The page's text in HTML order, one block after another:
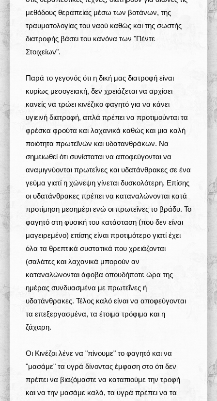
μεθόδους θεραπείας μέσω των βοτάνων, της
τραυματολογίας του ναού καθώς και της σωστής
διατροφής βάσει του κανόνα των "Πέντε
Στοιχείων".
Παρά το γεγονός ότι η δική μας διατροφή είναι
κυρίως μεσογειακή, δεν χρειάζεται να αρχίσει
κανείς να τρώει κινέζικο φαγητό για να κάνει
υγιεινή διατροφή, απλά πρέπει να προτιμούνται τα
φρέσκα φρούτα και λαχανικά καθώς και μια καλή
ποιότητα πρωτεϊνών και υδατανθράκων. Να
σημειωθεί ότι συνίσταται να αποφεύγονται να
αναμιγνύονται πρωτεΐνες και υδατάνθρακες σε ένα
γεύμα γιατί η χώνεψη γίνεται δυσκολότερη. Επίσης
οι υδατάνθρακες πρέπει να καταναλώνονται κατά
προτίμηση μεσημέρι ενώ οι πρωτεΐνες το βράδυ. Το
φαγητό στη φυσική του κατάσταση (που δεν είναι
μαγειρεμένο) επίσης είναι προτιμότερο γιατί έχει
όλα τα θρεπτικά συστατικά που χρειάζονται
(σαλάτες και λαχανικά μπορούν αν
καταναλώνονται άφοβα οπουδήποτε ώρα της
ημέρας συνδυασμένα με πρωτεΐνες ή
υδατάνθρακες. Τέλος καλό είναι να αποφεύγονται
τα επεξεργασμένα, τα έτοιμα τρόφιμα και η
ζάχαρη.
Οι Κινέζοι λένε να "πίνουμε" το φαγητό και να
"μασάμε" τα υγρά δίνοντας έμφαση στο ότι δεν
πρέπει να βιαζόμαστε να καταπιούμε την τροφή
και να την μασάμε καλά, τα υγρά πρέπει να τα